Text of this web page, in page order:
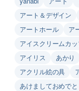
アート＆デザイン
アートホール
ア
アイスクリームカ
アイリス
あかり
アクリル絵の具
あけましておめで